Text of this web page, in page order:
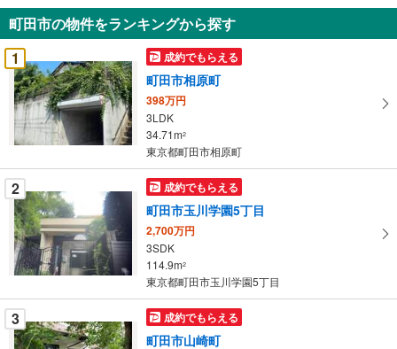
知
を
受
け
取
る
・
条
件
を
マ
イ
ペ
ー
に
保
存
町田市の物件をランキングから探す
1
成約でもらえる
町田市相原町
398万円
3LDK
34.71m2
東京都町田市相原町
2 成約でもらえる
町田市玉川学園5丁目
2,700万円
3SDK
114.9m2
東京都町田市玉川学園5丁目
3 成約でもらえる
町田市山崎町